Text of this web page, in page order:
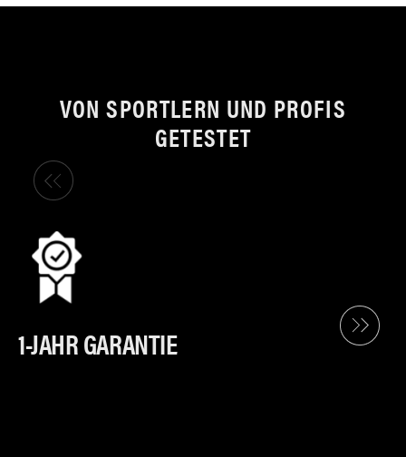
VON SPORTLERN UND PROFIS
GETESTET
1-JAHR GARANTIE